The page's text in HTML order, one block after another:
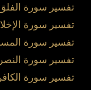
تفسير سورة
تفسير سورة
تفسير سورة
تفسير سورة النصر
تفسير سورة